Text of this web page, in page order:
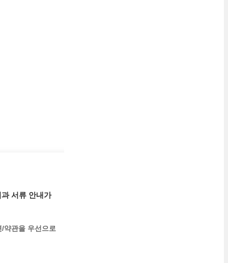
과 서류 안내가
약관을 우선으로